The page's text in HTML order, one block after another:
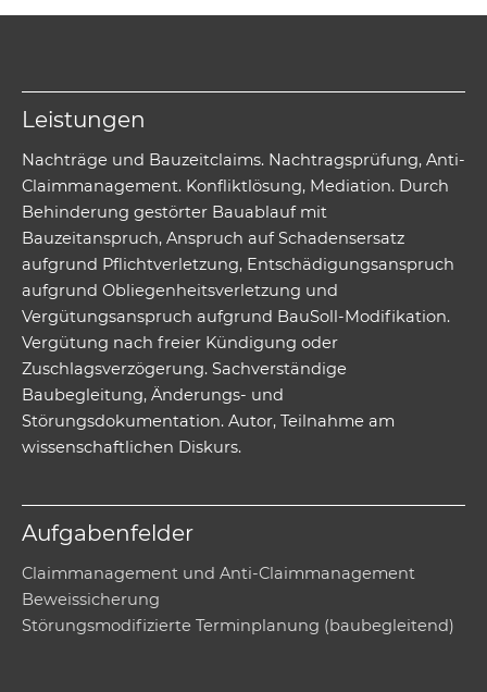
Leistungen
Nachträge und Bauzeitclaims. Nachtragsprüfung, Anti-
Claimmanagement. Konfliktlösung, Mediation. Durch
Behinderung gestörter Bauablauf mit
Bauzeitanspruch, Anspruch auf Schadensersatz
aufgrund Pflichtverletzung, Entschädigungsanspruch
aufgrund Obliegenheitsverletzung und
Vergütungsanspruch aufgrund BauSoll-Modifikation.
Vergütung nach freier Kündigung oder
Zuschlagsverzögerung. Sachverständige
Baubegleitung, Änderungs- und
Störungsdokumentation. Autor, Teilnahme am
wissenschaftlichen Diskurs.
Aufgabenfelder
Claimmanagement und Anti-Claimmanagement
Beweissicherung
Störungsmodifizierte Terminplanung (baubegleitend)